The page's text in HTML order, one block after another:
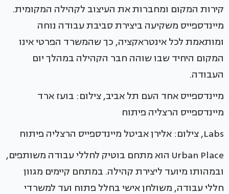
קירות המקום ומחברות את העיצוב לקהילה המקומית.
מיינדספייס משקיעה ביצירת סביבת עבודה נוחה
ומותאמת לכל אינטראקציה, כך שהמשרד הפרטי אינו
המקום היחיד שבו שוהה חבר הקהילה במהלך יום
העבודה.
מיינדספייס אחד העם תל אביב, צילום: בועז ארד
מיינדספייס הרצליה פיתוח
Labs, צילום: אלירן אביטל מיינדספייס הרצליה פיתוח
Urban Place הוא מתחם בוטיק לחללי עבודה משותפים,
ובמהותו מיועד ליצירת קהילה. במתחם קיימים מגוון
חללי עבודה, משולחן אישי בחלל פתוח ועד למשרדי